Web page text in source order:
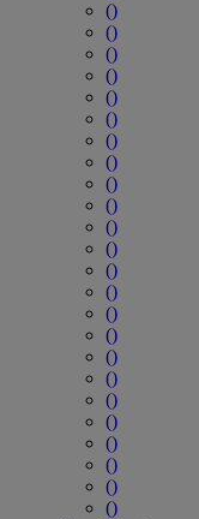
()
()
()
()
()
()
()
()
()
()
()
()
()
()
()
()
()
()
()
()
()
()
()
()